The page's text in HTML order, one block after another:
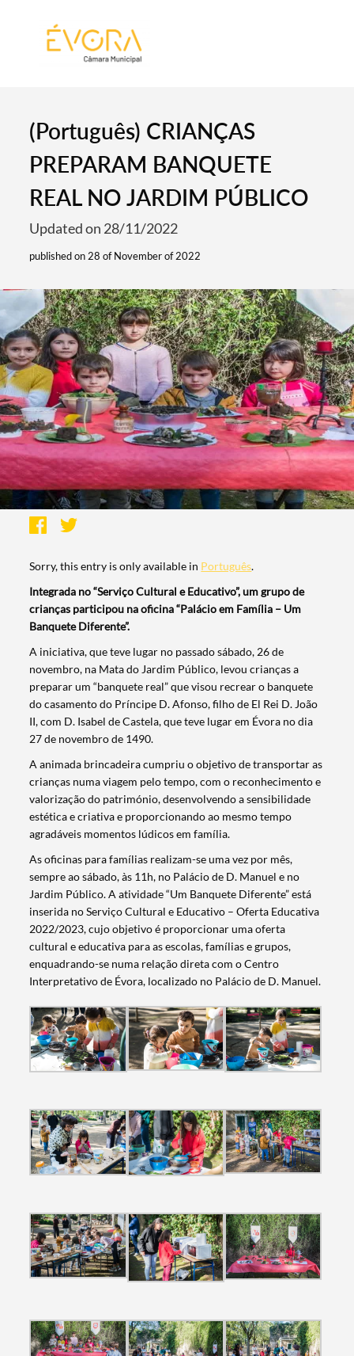
(Português) CRIANÇAS
PREPARAM BANQUETE
REAL NO JARDIM PÚBLICO
Updated on 28/11/2022
published on 28 of November of 2022
Sorry, this entry is only available in Português.
Integrada no “Serviço Cultural e Educativo”, um grupo de
crianças participou na oficina “Palácio em Família – Um
Banquete Diferente”.
A iniciativa, que teve lugar no passado sábado, 26 de
novembro, na Mata do Jardim Público, levou crianças a
preparar um “banquete real” que visou recrear o banquete
do casamento do Príncipe D. Afonso, filho de El Rei D. João
II, com D. Isabel de Castela, que teve lugar em Évora no dia
27 de novembro de 1490.
A animada brincadeira cumpriu o objetivo de transportar as
crianças numa viagem pelo tempo, com o reconhecimento e
valorização do património, desenvolvendo a sensibilidade
estética e criativa e proporcionando ao mesmo tempo
agradáveis momentos lúdicos em família.
As oficinas para famílias realizam-se uma vez por mês,
sempre ao sábado, às 11h, no Palácio de D. Manuel e no
Jardim Público. A atividade “Um Banquete Diferente” está
inserida no Serviço Cultural e Educativo – Oferta Educativa
2022/2023, cujo objetivo é proporcionar uma oferta
cultural e educativa para as escolas, famílias e grupos,
enquadrando-se numa relação direta com o Centro
Interpretativo de Évora, localizado no Palácio de D. Manuel.